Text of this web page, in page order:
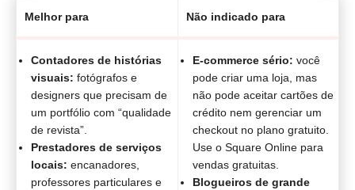
Melhor para Não indicado para
Contadores de histórias
visuais: fotógrafos e
designers que precisam de
um portfólio com “qualidade
de revista”.
Prestadores de serviços
locais: encanadores,
professores particulares e
E-commerce sério: você
pode criar uma loja, mas
não pode aceitar cartões de
crédito nem gerenciar um
checkout no plano gratuito.
Use o Square Online para
vendas gratuitas.
Blogueiros de grande